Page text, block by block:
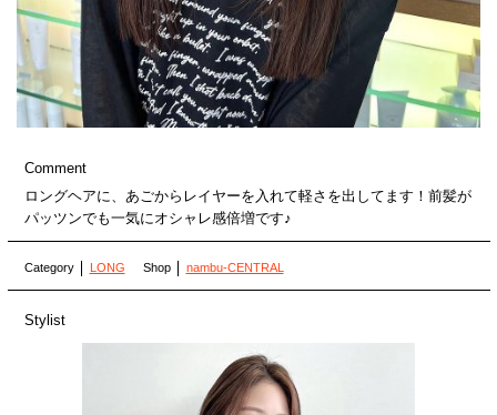
Comment
ロングヘアに、あごからレイヤーを入れて軽さを出してます！前髪が
パッツンでも一気にオシャレ感倍増です♪
Category LONG Shop nambu-CENTRAL
Stylist